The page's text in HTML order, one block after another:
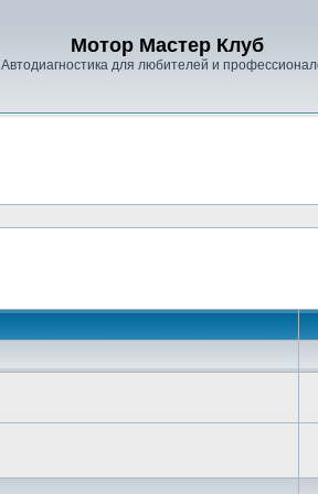
Мотор Мастер Клуб
Автодиагностика для любителей и